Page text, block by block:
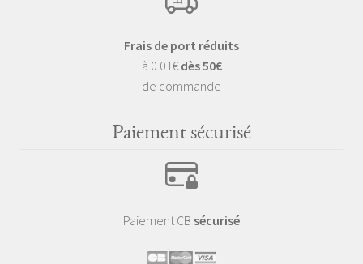
Frais de port réduits
à 0.01€ dès 50€
de commande
Paiement sécurisé
Paiement CB sécurisé